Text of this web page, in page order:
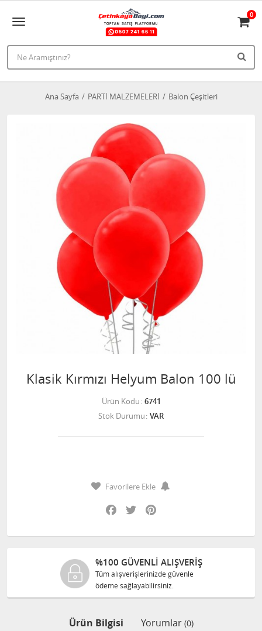
0
Ana Sayfa PARTİ MALZEMELERİ Balon Çeşitleri
Klasik Kırmızı Helyum Balon 100 lü
Ürün Kodu 6741
Stok Durumu VAR
Favorilere Ekle
Facebook
Twitter
%100 GÜVENLİ ALIŞVERİŞ
Tüm alışverişlerinizde güvenle
ödeme sağlayabilirsiniz.
Ürün Bilgisi Yorumlar (0)